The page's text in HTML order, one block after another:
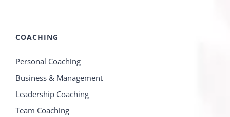
COACHING
Personal Coaching
Business & Management
Leadership Coaching
Team Coaching